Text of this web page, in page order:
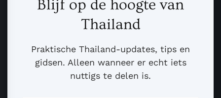
Blijf op de hoogte van
Thailand
Praktische Thailand-updates, tips en
gidsen. Alleen wanneer er echt iets
nuttigs te delen is.